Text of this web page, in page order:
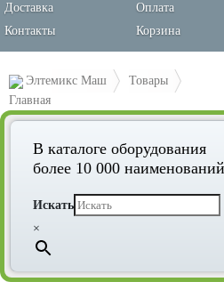
Доставка
Оплата
Контакты
Корзина
Элтемикс Маш Товары
Оборудование для производства
Хлебопекарные печи и пекарские шкафы
Печь конвекционная ПК-М-10-400/600
922х890/950х1205 мм,15,95 кВт, 400 В,
В каталоге оборудования
более 10 000 наименований
Искать
×